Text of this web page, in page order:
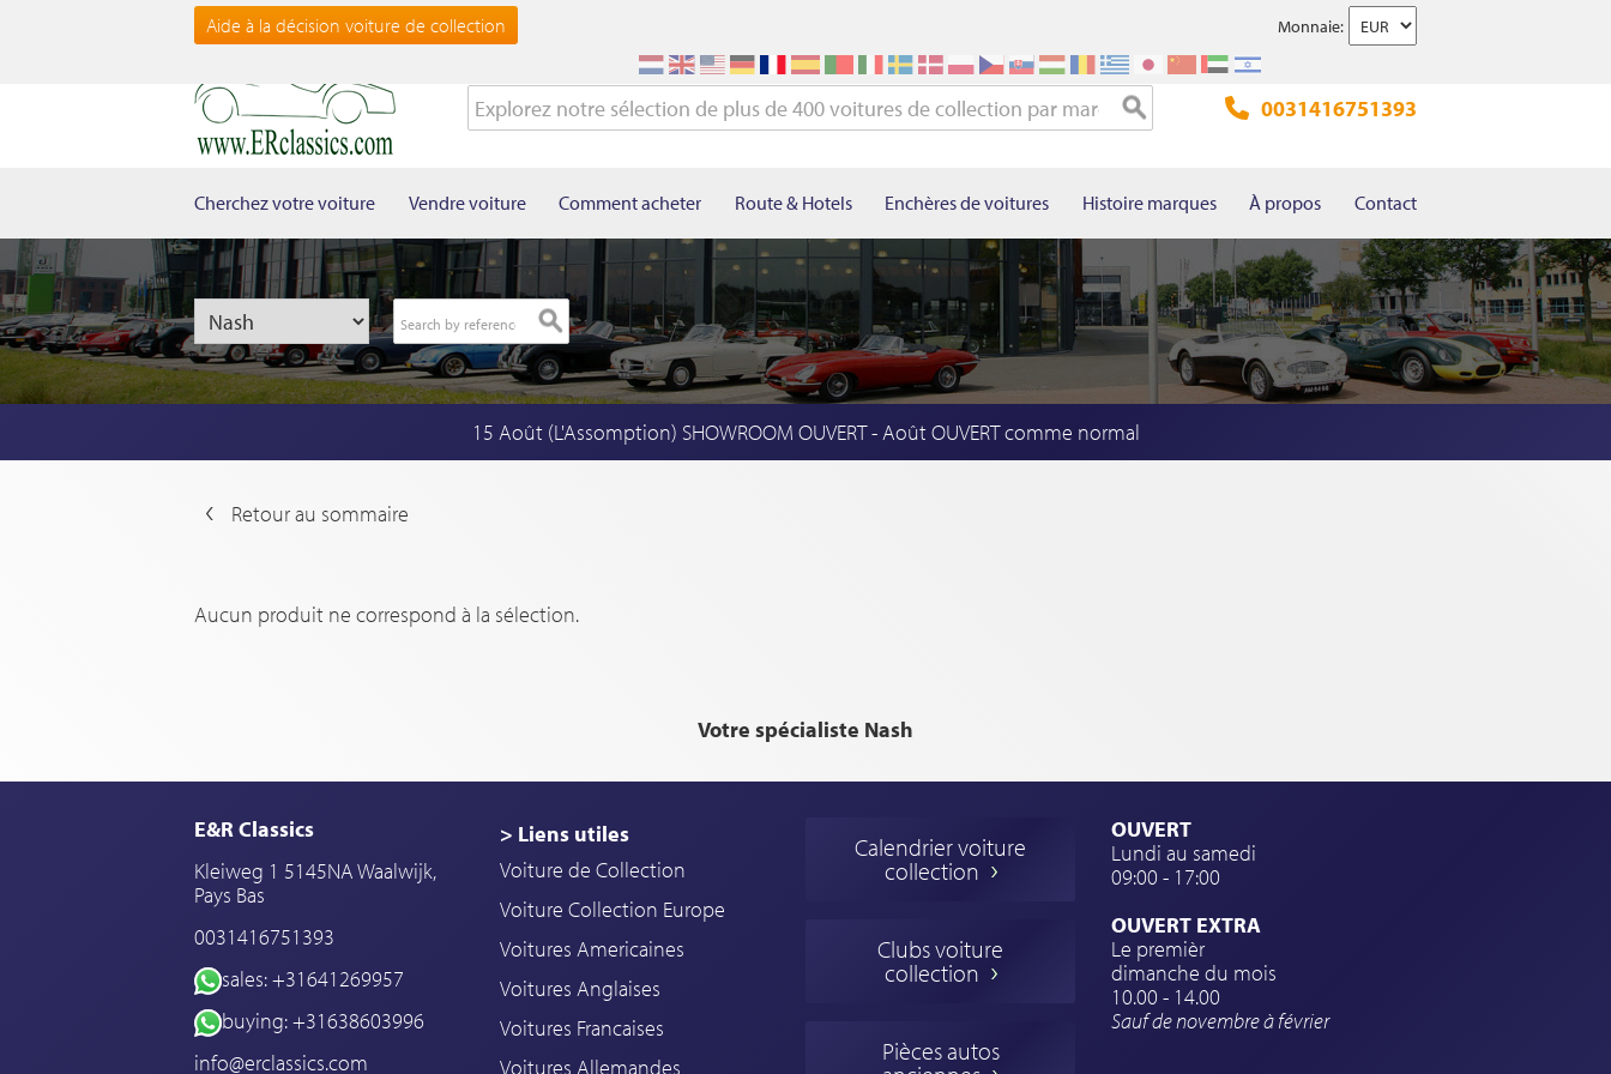
Aide à la décision voiture de collection Monnaie:
0031416751393
Cherchez votre voiture Vendre voiture Comment acheter Route & Hotels Enchères de voitures Histoire marques À propos Contact
15 Août (L'Assomption) SHOWROOM OUVERT - Août OUVERT comme normal
Retour au sommaire
Aucun produit ne correspond à la sélection.
Votre spécialiste Nash
E&R Classics
Kleiweg 1 5145NA Waalwijk,
Pays Bas
0031416751393
sales: +31641269957
buying: +31638603996
info@erclassics.com
> Liens utiles
Voiture de Collection
Voiture Collection Europe
Voitures Americaines
Voitures Anglaises
Voitures Francaises
Voitures Allemandes
Calendrier voiture
collection
Clubs voiture
collection
Pièces autos
OUVERT
Lundi au samedi
09:00 - 17:00
OUVERT EXTRA
Le premièr
dimanche du mois
10.00 - 14.00
Sauf de novembre à février